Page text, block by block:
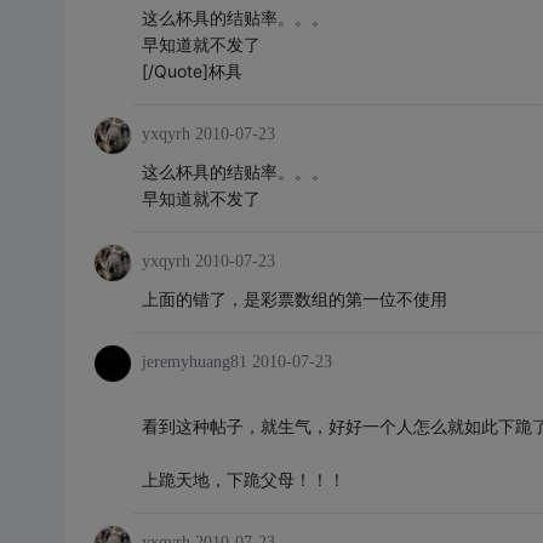
这么杯具的结贴率。。。
早知道就不发了
[/Quote]杯具
yxqyrh 2010-07-23
这么杯具的结贴率。。。
早知道就不发了
yxqyrh 2010-07-23
上面的错了，是彩票数组的第一位不使用
jeremyhuang81 2010-07-23
看到这种帖子，就生气，好好一个人怎么就如此下跪
上跪天地，下跪父母！！！